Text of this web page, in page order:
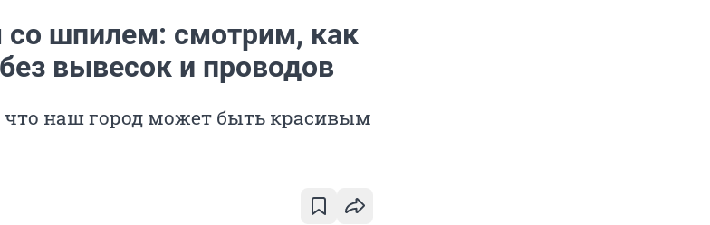
шпилем: смотрим, как
вывесок и проводов
наш город может быть красивым